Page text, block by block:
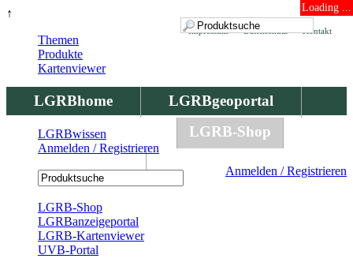
↑ Loading ...
Kontakt
Datenschutz
Impressum
LGRBhome
LGRBgeoportal
LGRBbohrungen
LGRB-Shop
Anmelden / Registrieren
Themen
Produkte
Kartenviewer
LGRBwissen
Anmelden / Registrieren
LGRB-Shop
LGRBanzeigeportal
LGRB-Kartenviewer
UVB-Portal